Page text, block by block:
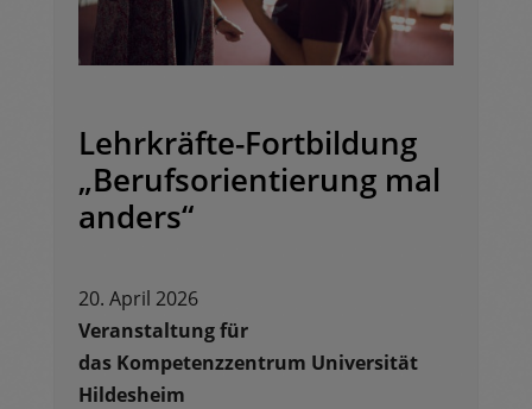
Lehrkräfte-Fortbildung
„Berufsorientierung mal
anders“
20. April 2026
Veranstaltung für
das Kompetenzzentrum Universität
Hildesheim